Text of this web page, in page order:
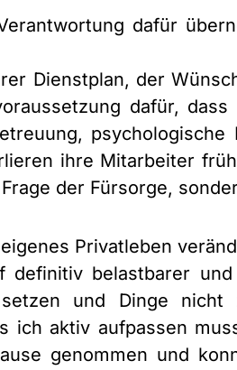
dafür
Dienstplan, der
dafür,
ihre Mitarbeiter
der Fürsorge,
Privatleben
definitiv belastbarer
und Dinge nicht
ich aktiv aufpassen
genommen und